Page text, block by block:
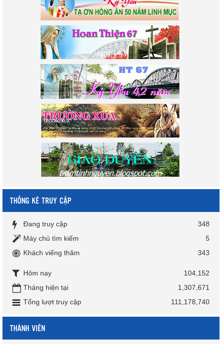
THỐNG KÊ TRUY CẬP
Đang truy cập
348
Máy chủ tìm kiếm
5
Khách viếng thăm
343
Hôm nay
104,152
Tháng hiện tại
1,307,671
Tổng lượt truy cập
111,178,740
THÀNH VIÊN